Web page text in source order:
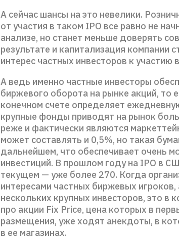
А сейчас шансы на это невелики.
от участия в таком IPO все равно не
анализе, но станет меньше доверять
результате и капитализация компании
интерес частных инвесторов к участию
А ведь именно частные инвесторы
биржевого оборота на рынке акций, то
конечном счете определяет
крупные фонды приводят на рынок
реже и фактически являются
может составлять и 0,5%, но такая
дальнейшем, что обеспечивает очень
инвестиций. В прошлом году на IPO в
текущем — уже более 270. Когда
интересами частных биржевых
нескольких крупных инвесторов, это в
про акции Fix Price, цена которых в
размещения, уже ходят анекдоты, в
в ее магазинах.